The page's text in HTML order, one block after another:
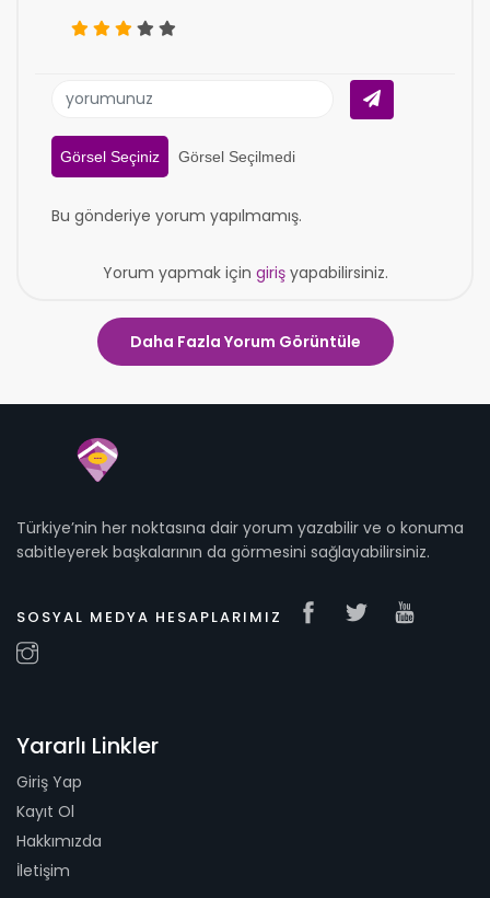
Görsel Seçiniz Görsel Seçilmedi
Bu gönderiye yorum yapılmamış.
Yorum yapmak için girişyapabilirsiniz.
Daha Fazla Yorum Görüntüle
Türkiye’nin her noktasına dair yorum yazabilir ve o konuma
sabitleyerek başkalarının da görmesini sağlayabilirsiniz.
SOSYAL MEDYA HESAPLARIMIZ
Yararlı Linkler
Giriş Yap
Kayıt Ol
Hakkımızda
İletişim